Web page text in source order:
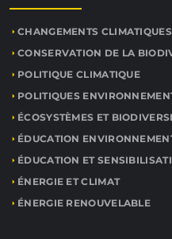
CHANGEMENTS CLIMATIQUES
CONSERVATION DE LA
POLITIQUE CLIMATIQUE
POLITIQUES
ÉCOSYSTÈMES ET
ÉDUCATION
ÉDUCATION ET
ÉNERGIE ET CLIMAT
ÉNERGIE RENOUVELABLE